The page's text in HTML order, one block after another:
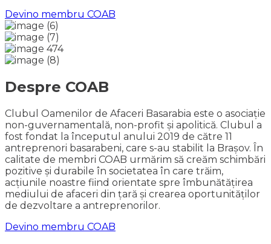
Devino membru COAB
Despre COAB
Clubul Oamenilor de Afaceri Basarabia este o asociație
non-guvernamentală, non-profit și apolitică. Clubul a
fost fondat la începutul anului 2019 de către 11
antreprenori basarabeni, care s-au stabilit la Brașov. În
calitate de membri COAB urmărim să creăm schimbări
pozitive și durabile în societatea în care trăim,
acțiunile noastre fiind orientate spre îmbunătățirea
mediului de afaceri din țară și crearea oportunităților
de dezvoltare a antreprenorilor.
Devino membru COAB